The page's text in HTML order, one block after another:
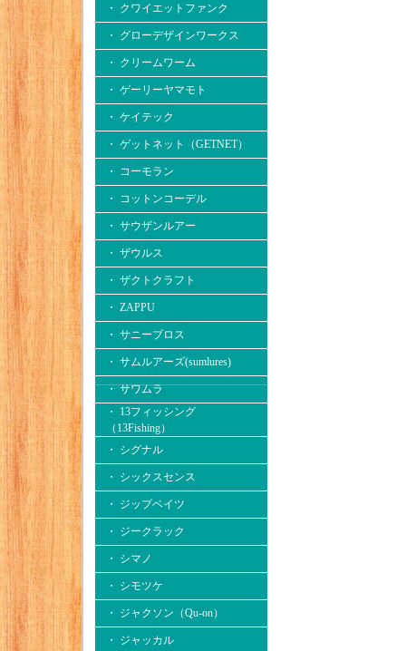
・ クワイエットファンク
・ グローデザインワークス
・ クリームワーム
・ ゲーリーヤマモト
・ ケイテック
・ ゲットネット（GETNET）
・ コーモラン
・ コットンコーデル
・ サウザンルアー
・ ザウルス
・ ザクトクラフト
・ ZAPPU
・ サニーブロス
・ サムルアーズ(sumlures)
・ サワムラ
・ 13フィッシング
（13Fishing）
・ シグナル
・ シックスセンス
・ ジップベイツ
・ ジークラック
・ シマノ
・ シモツケ
・ ジャクソン（Qu-on）
・ ジャッカル